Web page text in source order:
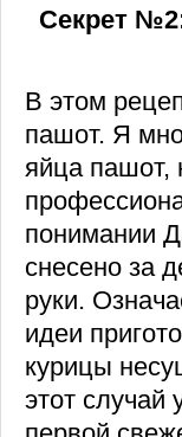
Секрет
В этом
пашот. Я
яйца пашот,
понимании
снесено за
руки.
идеи
курицы
этот случай